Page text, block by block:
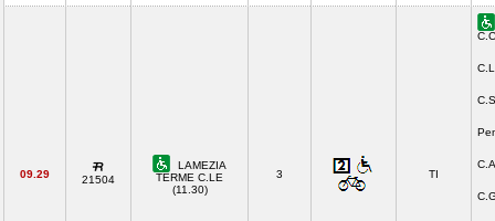
09.29 21504
LAMEZIA
TERME C.LE
(11.30)
3 TI